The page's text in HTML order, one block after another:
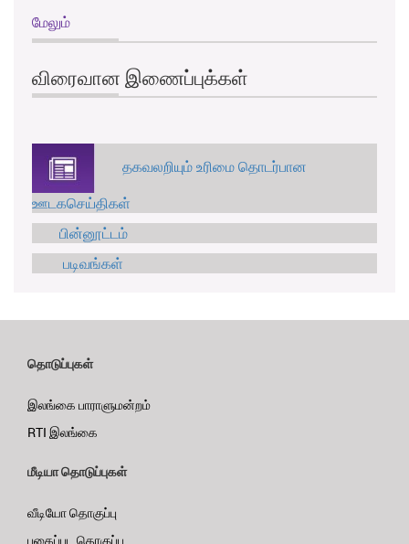
மேலும்
விரைவான இணைப்புக்கள்
தகவலறியும் உரிமை தொடர்பான
ஊடகசெய்திகள்
பின்னூட்டம்
படிவங்கள்
தொடுப்புகள்
இலங்கை பாராளுமன்றம்
RTI இலங்கை
மீடியா தொடுப்புகள்
வீடியோ தொகுப்பு
புகைப்பட தொகுப்பு